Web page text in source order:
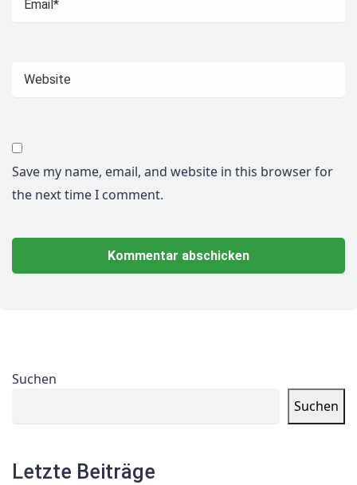
Save my name, email, and website in this browser for
the next time I comment.
Suchen
Suchen
Letzte Beiträge